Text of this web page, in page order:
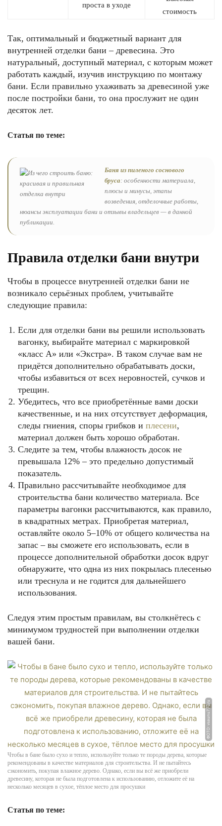
проста в уходе
стоимость
Так, оптимальный и бюджетный вариант для
внутренней отделки бани – древесина. Это
натуральный, доступный материал, с которым может
работать каждый, изучив инструкцию по монтажу
бани. Если правильно ухаживать за древесиной уже
после постройки бани, то она прослужит не один
десяток лет.
Статья по теме:
Баня из пиленого соснового
бруса: особенности материала,
плюсы и минусы, этапы
возведения, отделочные работы,
нюансы эксплуатации бани и отзывы владельцев — в данной
публикации.
Правила отделки бани внутри
Чтобы в процессе внутренней отделки бани не
возникало серьёзных проблем, учитывайте
следующие правила:
Если для отделки бани вы решили использовать
вагонку, выбирайте материал с маркировкой
«класс А» или «Экстра». В таком случае вам не
придётся дополнительно обрабатывать доски,
чтобы избавиться от всех неровностей, сучков и
трещин.
Убедитесь, что все приобретённые вами доски
качественные, и на них отсутствует деформация,
следы гниения, споры грибков и плесени,
материал должен быть хорошо обработан.
Следите за тем, чтобы влажность досок не
превышала 12% – это предельно допустимый
показатель.
Правильно рассчитывайте необходимое для
строительства бани количество материала. Все
параметры вагонки рассчитываются, как правило,
в квадратных метрах. Приобретая материал,
оставляйте около 5–10% от общего количества на
запас – вы сможете его использовать, если в
процессе дополнительной обработки досок вдруг
обнаружите, что одна из них покрылась плесенью
или треснула и не годится для дальнейшего
использования.
Следуя этим простым правилам, вы столкнётесь с
минимумом трудностей при выполнении отделки
вашей бани.
ФОТО: vsaunu777.ru
Чтобы в бане было сухо и тепло, используйте только те породы дерева, которые
рекомендованы в качестве материалов для строительства. И не пытайтесь
сэкономить, покупая влажное дерево. Однако, если вы всё же приобрели
древесину, которая не была подготовлена к использованию, отложите её на
несколько месяцев в сухое, тёплое место для просушки
Статья по теме: